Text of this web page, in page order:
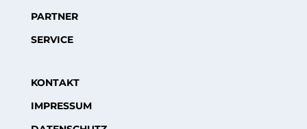
PARTNER
SERVICE
KONTAKT
IMPRESSUM